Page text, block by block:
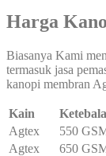
Harga
Biasanya Kami
termasuk jasa
kanopi membran
Kain
Agtex
550
Agtex
650